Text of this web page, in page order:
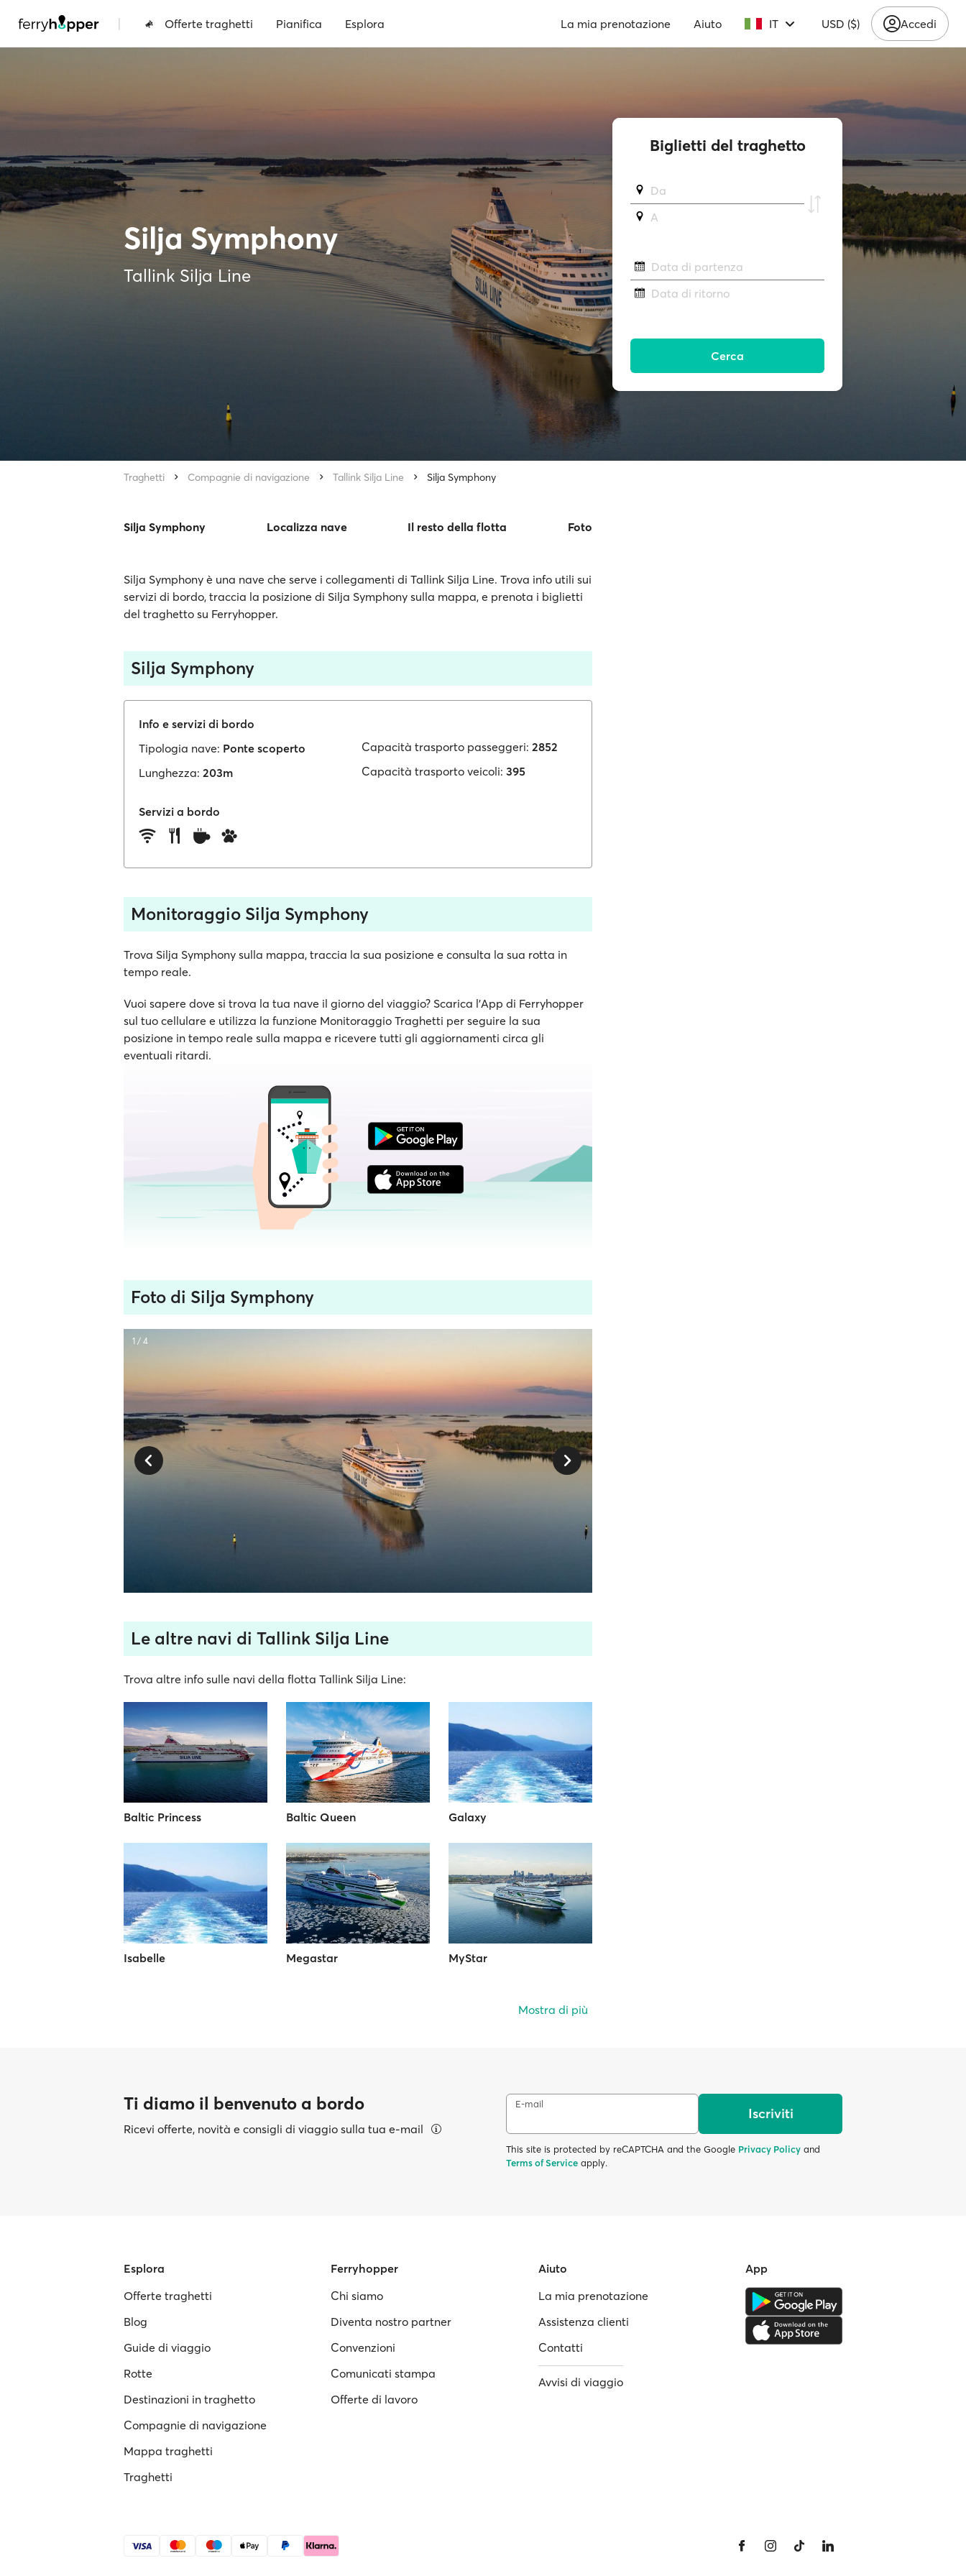
| Offerte traghetti Pianifica Esplora La mia prenotazione Aiuto IT USD ($) Accedi
Silja Symphony
Tallink Silja Line
Traghetti Compagnie di navigazione Tallink Silja Line Silja Symphony
Silja Symphony Localizza nave Il resto della flotta Foto
Silja Symphony è una nave che serve i collegamenti di Tallink Silja Line. Trova info utili sui
servizi di bordo, traccia la posizione di Silja Symphony sulla mappa, e prenota i biglietti
del traghetto su Ferryhopper.
Silja Symphony
Info e servizi di bordo
Tipologia nave: Ponte scoperto
Lunghezza: 203m
Capacità trasporto passeggeri: 2852
Capacità trasporto veicoli: 395
Servizi a bordo
Monitoraggio Silja Symphony
Trova Silja Symphony sulla mappa, traccia la sua posizione e consulta la sua rotta in
tempo reale.
Vuoi sapere dove si trova la tua nave il giorno del viaggio? Scarica l'App di Ferryhopper
sul tuo cellulare e utilizza la funzione Monitoraggio Traghetti per seguire la sua
posizione in tempo reale sulla mappa e ricevere tutti gli aggiornamenti circa gli
eventuali ritardi.
Foto di Silja Symphony
1 / 4
Le altre navi di Tallink Silja Line
Trova altre info sulle navi della flotta Tallink Silja Line:
Baltic Princess Baltic Queen Galaxy
Isabelle Megastar MyStar
Mostra di più
Biglietti del traghetto
Da
A
Data di partenza
Data di ritorno
Cerca
Ti diamo il benvenuto a bordo
Ricevi offerte, novità e consigli di viaggio sulla tua e-mail
E-mail
Iscriviti
This site is protected by reCAPTCHA and the Google Privacy Policy and
Terms of Service apply.
Esplora
Offerte traghetti
Blog
Guide di viaggio
Rotte
Destinazioni in traghetto
Compagnie di navigazione
Mappa traghetti
Traghetti
Ferryhopper
Chi siamo
Diventa nostro partner
Convenzioni
Comunicati stampa
Offerte di lavoro
Aiuto
La mia prenotazione
Assistenza clienti
Contatti
Avvisi di viaggio
App